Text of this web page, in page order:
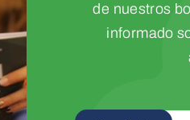
de nuestros
informado